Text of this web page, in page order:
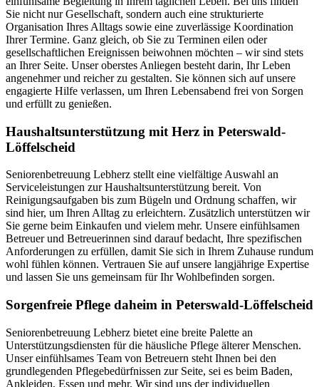
Sie nicht nur Gesellschaft, sondern auch eine strukturierte
Organisation Ihres Alltags sowie eine zuverlässige Koordination
Ihrer Termine. Ganz gleich, ob Sie zu Terminen eilen oder
gesellschaftlichen Ereignissen beiwohnen möchten – wir sind stets
an Ihrer Seite. Unser oberstes Anliegen besteht darin, Ihr Leben
angenehmer und reicher zu gestalten. Sie können sich auf unsere
engagierte Hilfe verlassen, um Ihren Lebensabend frei von Sorgen
und erfüllt zu genießen.
Haushalts­unterstützung mit Herz in Peterswald-
Löffelscheid
Seniorenbetreuung Lebherz stellt eine vielfältige Auswahl an
Serviceleistungen zur Haushaltsunterstützung bereit. Von
Reinigungsaufgaben bis zum Bügeln und Ordnung schaffen, wir
sind hier, um Ihren Alltag zu erleichtern. Zusätzlich unterstützen wir
Sie gerne beim Einkaufen und vielem mehr. Unsere einfühlsamen
Betreuer und Betreuerinnen sind darauf bedacht, Ihre spezifischen
Anforderungen zu erfüllen, damit Sie sich in Ihrem Zuhause rundum
wohl fühlen können. Vertrauen Sie auf unsere langjährige Expertise
und lassen Sie uns gemeinsam für Ihr Wohlbefinden sorgen.
Sorgenfreie Pflege daheim in Peterswald-Löffelscheid
Seniorenbetreuung Lebherz bietet eine breite Palette an
Unterstützungsdiensten für die häusliche Pflege älterer Menschen.
Unser einfühlsames Team von Betreuern steht Ihnen bei den
grundlegenden Pflegebedürfnissen zur Seite, sei es beim Baden,
Ankleiden, Essen und mehr. Wir sind uns der individuellen